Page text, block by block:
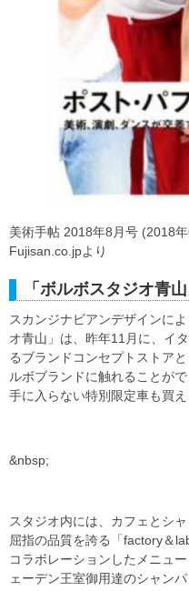
美術手帖 2018年8月号 (2018
Fujisan.co.jpより
「ボルボスタジオ青
スカンジナビアンデザインに
オ青山」は、昨年11月に、イ
るブランドコンセプトストア
ルボブランドに触れることが
手に入らない特別限定車も買え
&nbsp;
スタジオ内には、カフェとシ
屈指の品質を誇る「factory＆
コラボレーションしたメニュ
ェーデン王室御用達のシャン